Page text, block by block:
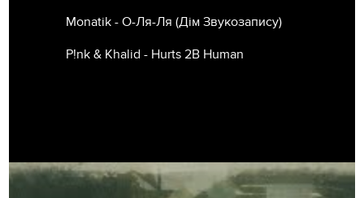
Monatik - О-Ля-Ля (Дім Звукозапису)
P!nk & Khalid - Hurts 2B Human